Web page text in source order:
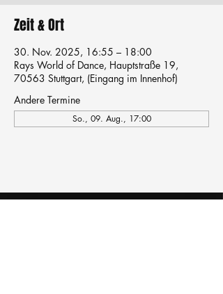
Zeit & Ort
30. Nov. 2025, 16:55 – 18:00
Rays World of Dance, Hauptstraße 19,
70563 Stuttgart, (Eingang im Innenhof)
Andere Termine
So., 09. Aug., 17:00